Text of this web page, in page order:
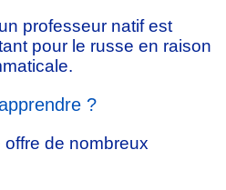
professeur natif est
pour le russe en raison
?
de nombreux